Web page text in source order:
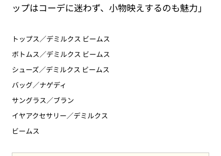
ップはコーデに迷わず、小物映えするのも魅力」
トップス／デミルクス ビームス
ボトムス／デミルクス ビームス
シューズ／デミルクス ビームス
バッグ／ナゲディ
サングラス／ブラン
イヤアクセサリー／デミルクス
ビームス